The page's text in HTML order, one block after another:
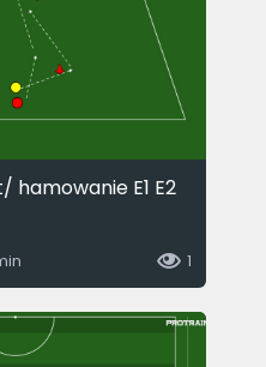
hamowanie E1 E2
1